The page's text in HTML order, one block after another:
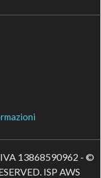
13868590962 - ©
ISP AWS